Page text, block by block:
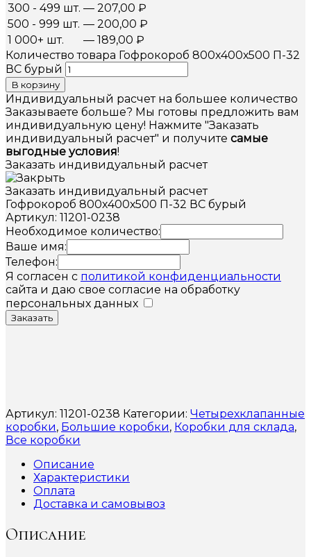
300 - 499 шт. — 207,00 ₽
500 - 999 шт. — 200,00 ₽
1 000+ шт.
— 189,00 ₽
Количество товара Гофрокороб 800х400х500 П-32
ВС бурый
В корзину
Индивидуальный расчет на большее количество
Заказываете больше? Мы готовы предложить вам
индивидуальную цену! Нажмите "Заказать
индивидуальный расчет" и получите самые
выгодные условия!
Заказать индивидуальный расчет
Заказать индивидуальный расчет
Гофрокороб 800х400х500 П-32 ВС бурый
Артикул: 11201-0238
Необходимое количество:
Ваше имя:
Телефон:
Я согласен с политикой конфиденциальности
сайта и даю свое согласие на обработку
персональных данных
Заказать
Артикул: 11201-0238 Категории: Четырехклапанные
коробки, Большие коробки, Коробки для склада,
Все коробки
Описание
Характеристики
Оплата
Доставка и самовывоз
Описание